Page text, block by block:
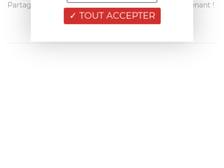
Partagez votre avis avec les autres clients dès maintenant !
TOUT ACCEPTER